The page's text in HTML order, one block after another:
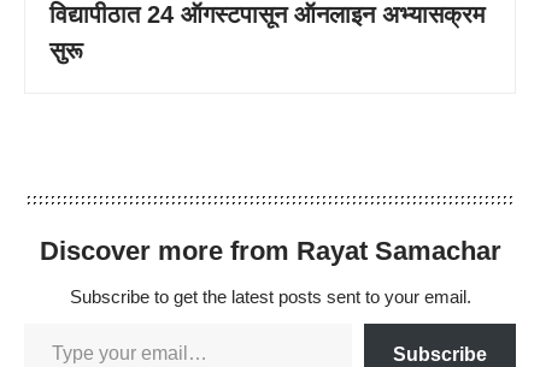
विद्यापीठात 24 ऑगस्टपासून ऑनलाइन अभ्यासक्रम
सुरू
Discover more from Rayat Samachar
Subscribe to get the latest posts sent to your email.
Subscribe